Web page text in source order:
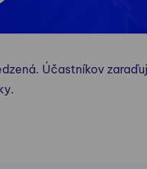
Účastníkov